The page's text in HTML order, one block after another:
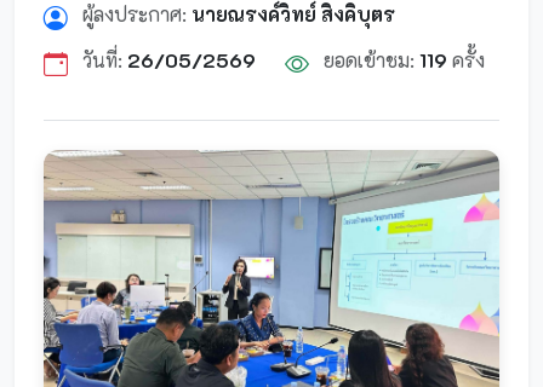
ผู้ลงประกาศ: นายณรงค์วิทย์ สิงคิบุตร
วันที่: 26/05/2569 ยอดเข้าชม: 119 ครั้ง